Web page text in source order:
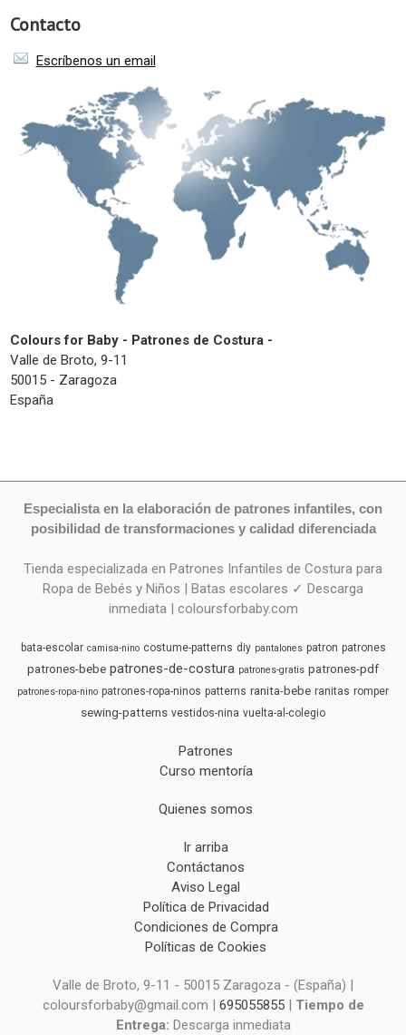
Contacto
Escríbenos un email
Colours for Baby - Patrones de Costura -
Valle de Broto, 9-11
50015 - Zaragoza
España
Especialista en la elaboración de patrones infantiles, con
posibilidad de transformaciones y calidad diferenciada
Tienda especializada en Patrones Infantiles de Costura para
Ropa de Bebés y Niños | Batas escolares ✓ Descarga
inmediata | coloursforbaby.com
bata-escolar camisa-nino costume-patterns diy pantalones patron patrones
patrones-bebe patrones-de-costura patrones-gratis patrones-pdf
patrones-ropa-nino patrones-ropa-ninos patterns ranita-bebe ranitas romper
sewing-patterns vestidos-nina vuelta-al-colegio
Patrones
Curso mentoría
Quienes somos
Ir arriba
Contáctanos
Aviso Legal
Política de Privacidad
Condiciones de Compra
Políticas de Cookies
Valle de Broto, 9-11 - 50015 Zaragoza - (España) |
coloursforbaby@gmail.com | 695055855| Tiempo de
Entrega: Descarga inmediata